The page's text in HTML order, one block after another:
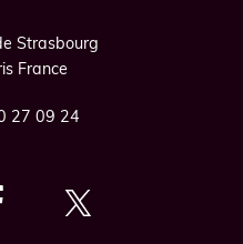
Strasbourg
France
27 09 24